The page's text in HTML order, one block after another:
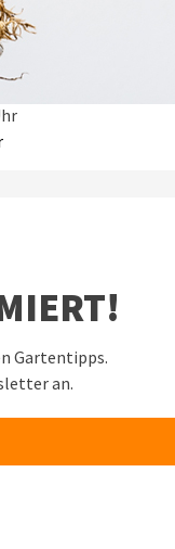
RESTAURANT
Emden
Gartentipps.
an.